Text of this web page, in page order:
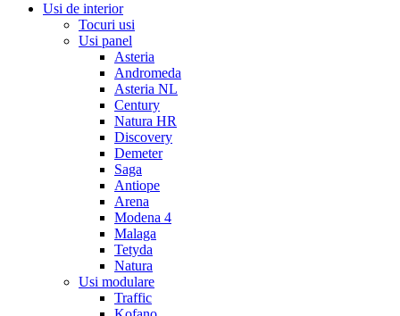
Usi de interior
Tocuri usi
Usi panel
Asteria
Andromeda
Asteria NL
Century
Natura HR
Discovery
Demeter
Saga
Antiope
Arena
Modena 4
Malaga
Tetyda
Natura
Usi modulare
Traffic